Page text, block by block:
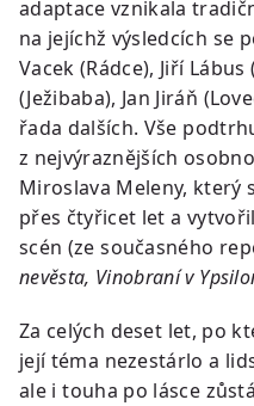
adaptace vznikala
na jejíchž výsledcích se
Vacek (Rádce), Jiří
(Ježibaba), Jan Jiráň
řada dalších. Vše
z nejvýraznějších
Miroslava Meleny, který
přes čtyřicet let a
scén (ze současného
nevěsta, Vinobraní v
Za celých deset let, po
její téma nezestárlo a
ale i touha po lásce